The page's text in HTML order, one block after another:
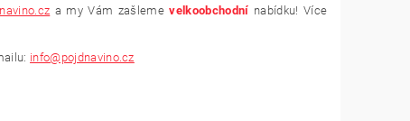
a my Vám zašlemevelkoobchodní nabídku! Více
info@pojdnavino.cz